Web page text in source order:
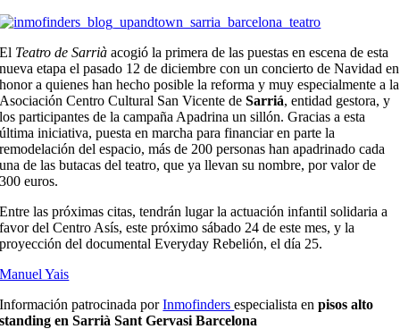
El Teatro de Sarrià acogió la primera de las puestas en escena de esta
nueva etapa el pasado 12 de diciembre con un concierto de Navidad en
honor a quienes han hecho posible la reforma y muy especialmente a la
Asociación Centro Cultural San Vicente deSarriá, entidad gestora, y
los participantes de la campaña Apadrina un sillón. Gracias a esta
última iniciativa, puesta en marcha para financiar en parte la
remodelación del espacio, más de 200 personas han apadrinado cada
una de las butacas del teatro, que ya llevan su nombre, por valor de
300 euros.
Entre las próximas citas, tendrán lugar la actuación infantil solidaria a
favor del Centro Asís, este próximo sábado 24 de este mes, y la
proyección del documental Everyday Rebelión, el día 25.
Manuel Yais
Información patrocinada porInmofindersespecialista en pisos alto
standing en Sarrià Sant Gervasi Barcelona